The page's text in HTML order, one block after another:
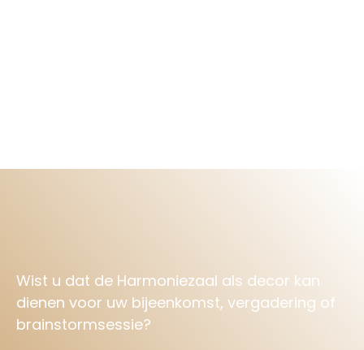
Wist u dat de Harmoniezaal als decor kan
dienen voor uw bijeenkomst, vergadering of
brainstormsessie?